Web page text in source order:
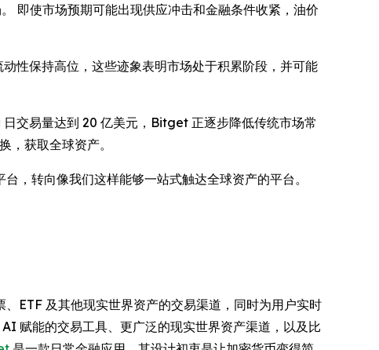
即使市场预期可能出现供应冲击和金融条件收紧，油价
性保持高位，这些迹象表明市场处于积累阶段，并可能
交易量达到 20 亿美元，Bitget 正逐步降低传统市场常
，获取全球资产。
，转向像我们这样能够一站式触达全球资产的平台。
ETF 及其他现实世界资产的交易渠道，同时为用户实时
赋能的交易工具、更广泛的现实世界资产渠道，以及比